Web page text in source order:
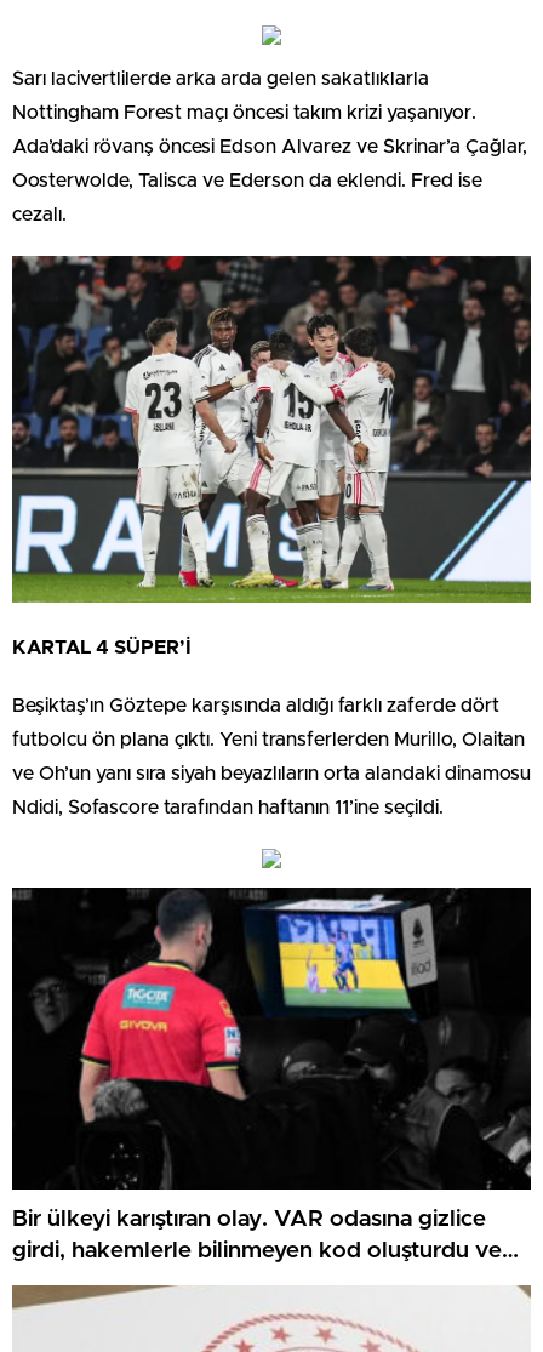
Sarı lacivertlilerde arka arda gelen sakatlıklarla
Nottingham Forest maçı öncesi takım krizi yaşanıyor.
Ada’daki rövanş öncesi Edson Alvarez ve Skrinar’a Çağlar,
Oosterwolde, Talisca ve Ederson da eklendi. Fred ise
cezalı.
KARTAL 4 SÜPER’İ
Beşiktaş’ın Göztepe karşısında aldığı farklı zaferde dört
futbolcu ön plana çıktı. Yeni transferlerden Murillo, Olaitan
ve Oh’un yanı sıra siyah beyazlıların orta alandaki dinamosu
Ndidi, Sofascore tarafından haftanın 11’ine seçildi.
Bir ülkeyi karıştıran olay. VAR odasına gizlice
girdi, hakemlerle bilinmeyen kod oluşturdu ve
her şey ortaya çıktı